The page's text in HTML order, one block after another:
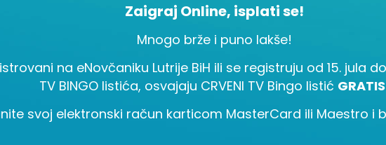
Zaigraj Online, isplati se!
Mnogo brže i puno lakše!
na eNovčaniku Lutrije BiH ili se registruju od 15. jula
TV BINGO listića, osvajaju CRVENI TV Bingo listić GRATIS
svoj elektronski račun karticom MasterCard ili Maestro i